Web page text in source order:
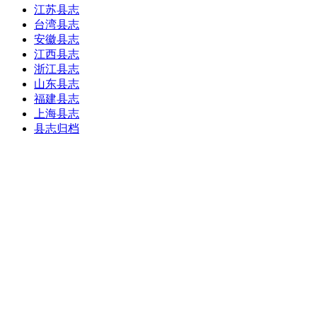
江苏县志
台湾县志
安徽县志
江西县志
浙江县志
山东县志
福建县志
上海县志
县志归档